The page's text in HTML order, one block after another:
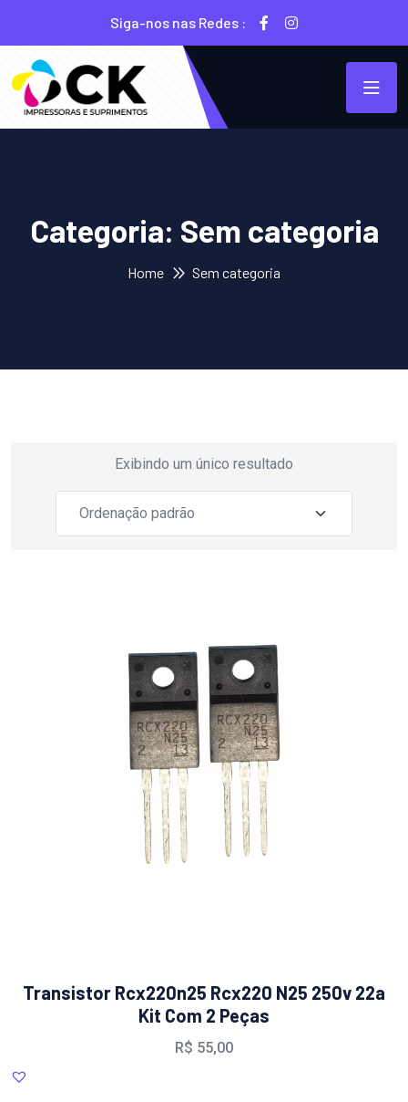
Siga-nos nas Redes :
Categoria: Sem categoria
Home Sem categoria
Exibindo um único resultado
Transistor Rcx220n25 Rcx220 N25 250v 22a
Kit Com 2 Peças
R$ 55,00